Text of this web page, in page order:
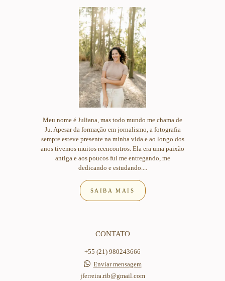
Meu nome é Juliana, mas todo mundo me chama de
Ju. Apesar da formação em jornalismo, a fotografia
sempre esteve presente na minha vida e ao longo dos
anos tivemos muitos reencontros. Ela era uma paixão
antiga e aos poucos fui me entregando, me
dedicando e estudando....
SAIBA MAIS
CONTATO
+55 (21) 980243666
Enviar mensagem
jferreira.rib@gmail.com